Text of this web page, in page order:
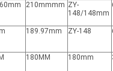
210mmmm ZY-
148/148mm
189.97mm ZY-148
180MM 180mm